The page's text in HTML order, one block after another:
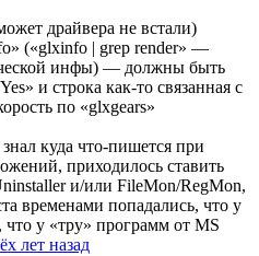
драйвера не встали)
(«glxinfo | grep render» —
инфы) — должны быть
и строка как-то связанная с
по «glxgears»
куда что-пишется при
приходилось ставить
и/или FileMon/RegMon,
временами попадались, что у
у «тру» программ от MS
лет назад